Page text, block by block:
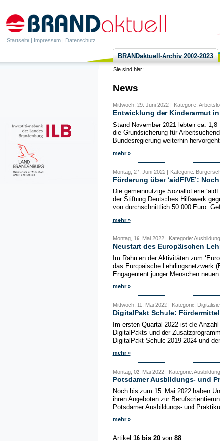
Startseite | Impressum | Datenschutz
BRANDaktuell-Archiv 2002-2023
Sie sind hier:
News
Mittwoch, 29. Juni 2022 | Kategorie:
Entwicklung der Kinderarmut
Stand November 2021 lebten ca.
die Grundsicherung für
Bundesregierung weiterhin
mehr »
Montag, 27. Juni 2022 | Kategorie:
Förderung über ‘aidFIVE’:
Die gemeinnützige Soziallotterie
der Stiftung Deutsches Hilfswerk
von durchschnittlich 50.000 Euro.
mehr »
Montag, 16. Mai 2022 | Kategorie:
Neustart des Europäischen
Im Rahmen der Aktivitäten zum
das Europäische Lehrlingsnetzwerk
Engagement junger Menschen
mehr »
Mittwoch, 11. Mai 2022 | Kategorie:
DigitalPakt Schule:
Im ersten Quartal 2022 ist die
DigitalPakts und der
DigitalPakt Schule 2019-2024 und
mehr »
Montag, 02. Mai 2022 | Kategorie:
Potsdamer Ausbildungs- und
Noch bis zum 15. Mai 2022 haben
ihren Angeboten zur
Potsdamer Ausbildungs- und
mehr »
Artikel 16 bis 20von 88